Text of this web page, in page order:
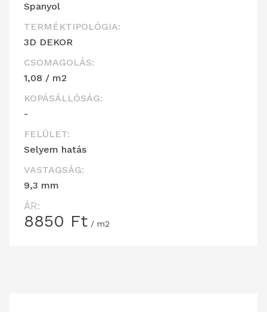
Spanyol
TERMÉKTIPOLÓGIA:
3D DEKOR
CSOMAGOLÁS:
1,08 / m2
KOPÁSÁLLÓSÁG:
-
FELÜLET:
Selyem hatás
VASTAGSÁG:
9,3 mm
ÁR:
8850 Ft / m2